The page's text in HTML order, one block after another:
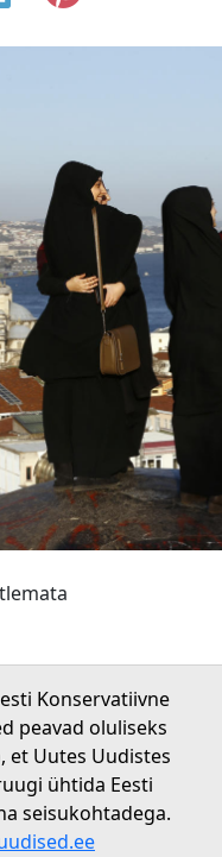
Konservatiivne
peavad oluliseks
et Uutes Uudistes
ühtida Eesti
seisukohtadega.